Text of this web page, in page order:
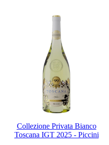
Collezione Privata Bianco
Toscana IGT 2025 - Piccini